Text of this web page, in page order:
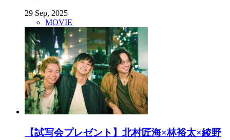
29 Sep, 2025
MOVIE
【試写会プレゼント】北村匠海×林裕太×綾野